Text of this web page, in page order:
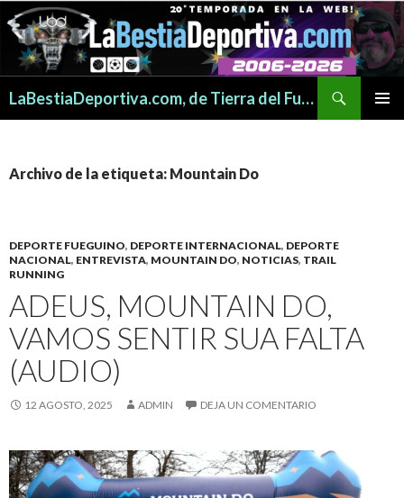
LaBestiaDeportiva.com, de Tierra del Fuego para todo el mundo
Archivo de la etiqueta: Mountain Do
DEPORTE FUEGUINO, DEPORTE INTERNACIONAL, DEPORTE
NACIONAL, ENTREVISTA, MOUNTAIN DO, NOTICIAS, TRAIL
RUNNING
ADEUS, MOUNTAIN DO,
VAMOS SENTIR SUA FALTA
(AUDIO)
12 AGOSTO, 2025 ADMIN DEJA UN COMENTARIO